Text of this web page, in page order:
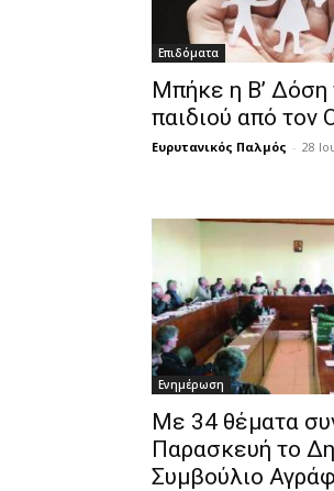
Επιδόματα
Μπήκε η Β’ Δόση
παιδιού από
Ευρυτανικός Παλμός - 28
Ενημέρωση
Με 34 θέματα
Παρασκευή το
Συμβούλιο